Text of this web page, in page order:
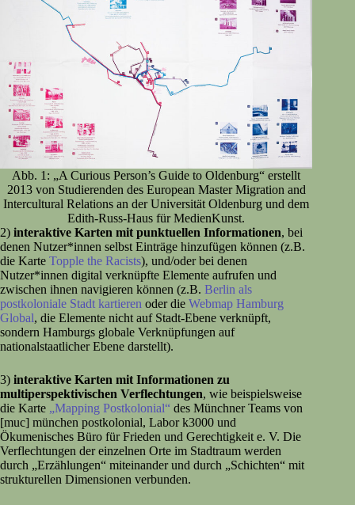
Abb. 1: „A Curious Person’s Guide to Oldenburg“ erstellt
2013 von Studierenden des European Master Migration and
Intercultural Relations an der Universität Oldenburg und dem
Edith-Russ-Haus für MedienKunst.
2) interaktive Karten mit punktuellen Informationen, bei
denen Nutzer*innen selbst Einträge hinzufügen können (z.B.
die Karte Topple the Racists), und/oder bei denen
Nutzer*innen digital verknüpfte Elemente aufrufen und
zwischen ihnen navigieren können (z.B. Berlin als
postkoloniale Stadt kartieren oder die Webmap Hamburg
Global, die Elemente nicht auf Stadt-Ebene verknüpft,
sondern Hamburgs globale Verknüpfungen auf
nationalstaatlicher Ebene darstellt).
3) interaktive Karten mit Informationen zu
multiperspektivischen Verflechtungen, wie beispielsweise
die Karte „Mapping Postkolonial“ des Münchner Teams von
[muc] münchen postkolonial, Labor k3000 und
Ökumenisches Büro für Frieden und Gerechtigkeit e. V. Die
Verflechtungen der einzelnen Orte im Stadtraum werden
durch „Erzählungen“ miteinander und durch „Schichten“ mit
strukturellen Dimensionen verbunden.